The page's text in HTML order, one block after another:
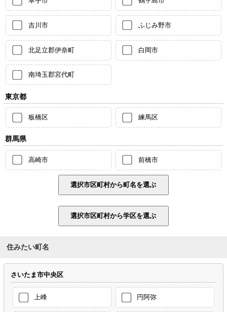
吉川市 ふじみ野市
北足立郡伊奈町 白岡市
南埼玉郡宮代町
東京都
板橋区 練馬区
群馬県
高崎市 前橋市
住みたい町名
さいたま市中央区
上峰 円阿弥